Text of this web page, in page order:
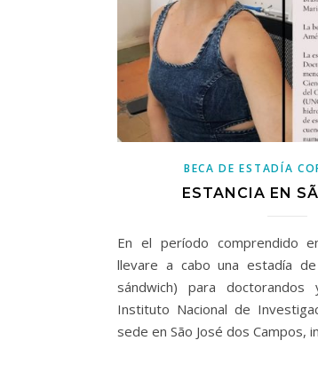
BECA DE ESTADÍA
ESTANCIA EN
En el período comprendido
llevare a cabo una estadía
sándwich) para
Instituto Nacional de
sede en São José dos Campos,